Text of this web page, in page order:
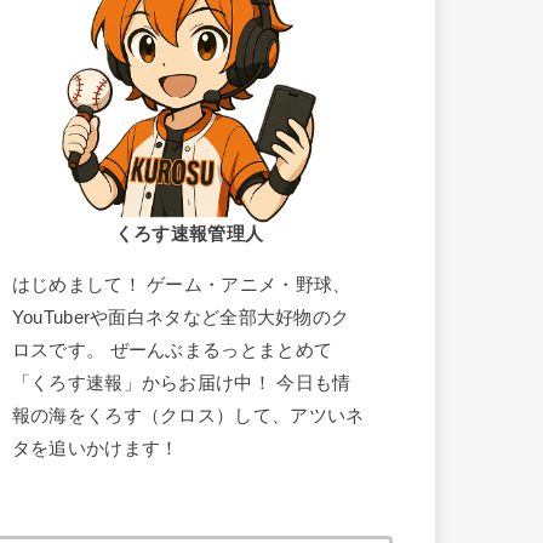
くろす速報管理人
はじめまして！ ゲーム・アニメ・野球、
YouTuberや面白ネタなど全部大好物のク
ロスです。 ぜーんぶまるっとまとめて
「くろす速報」からお届け中！ 今日も情
報の海をくろす（クロス）して、アツいネ
タを追いかけます！